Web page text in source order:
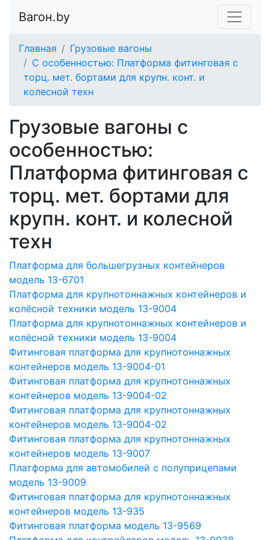
Вагон.by
Главная
Грузовые вагоны
С особенностью: Платформа фитинговая с
торц. мет. бортами для крупн. конт. и
колесной техн
Грузовые вагоны с
особенностью:
Платформа фитинговая с
торц. мет. бортами для
крупн. конт. и колесной
техн
Платформа для большегрузных контейнеров
модель 13-6701
Платформа для крупнотоннажных контейнеров и
колёсной техники модель 13-9004
Платформа для крупнотоннажных контейнеров и
колёсной техники модель 13-9004
Фитинговая платформа для крупнотоннажных
контейнеров модель 13-9004-01
Фитинговая платформа для крупнотоннажных
контейнеров модель 13-9004-02
Фитинговая платформа для крупнотоннажных
контейнеров модель 13-9004-02
Фитинговая платформа для крупнотоннажных
контейнеров модель 13-9007
Платформа для автомобилей с полуприцепами
модель 13-9009
Фитинговая платформа для крупнотоннажных
контейнеров модель 13-935
Фитинговая платформа модель 13-9569